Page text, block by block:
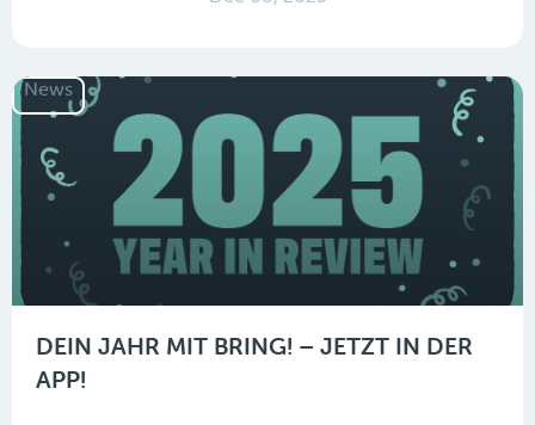
News
DEIN JAHR MIT BRING! – JETZT IN DER
APP!